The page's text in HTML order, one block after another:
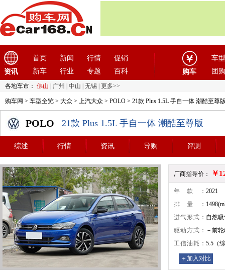
资讯
首页 新闻 行情
促销
新车
行业 专题 百科 购车
车型
团购
各地车市： 佛山 广州 中山 无锡 更多>>
购车网 > 车型全览 > 大众 > 上汽大众 > POLO > 21款 Plus 1.5L 手自一体 潮酷至尊
POLO 21款 Plus 1.5L 手自一体 潮酷至尊版
综述 行情 资讯 导购 评测
厂商指导价： ￥
年款： 2021
排量：
进气形式： 自然
驱动方式： －前
工信油耗： 5.5（
＋加入对比